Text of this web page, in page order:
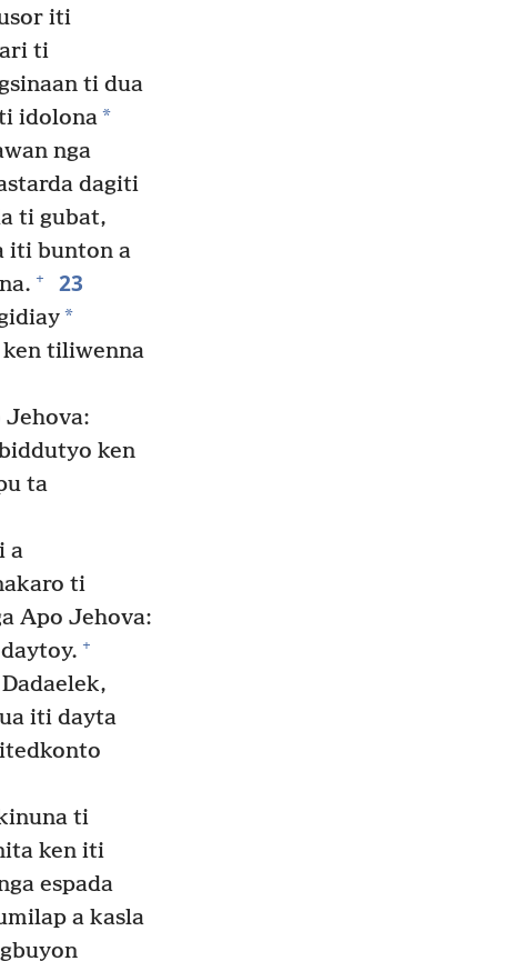
iti
ti
ti dua
idolona*
nga
dagiti
ti gubat,
iti bunton a
+ 23
*
tiliwenna
Jehova:
ken
ta
a
ti
Apo Jehova:
+
Dadaelek,
iti dayta
ti
ken iti
espada
a kasla